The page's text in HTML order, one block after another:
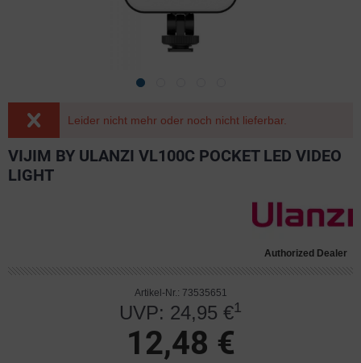
Leider nicht mehr oder noch nicht lieferbar.
VIJIM BY ULANZI VL100C POCKET LED VIDEO
LIGHT
Authorized Dealer
Artikel-Nr.: 73535651
UVP: 24,95 €1
12,48 €